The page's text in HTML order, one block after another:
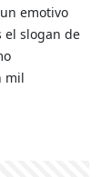
emotivo
el slogan de
mil